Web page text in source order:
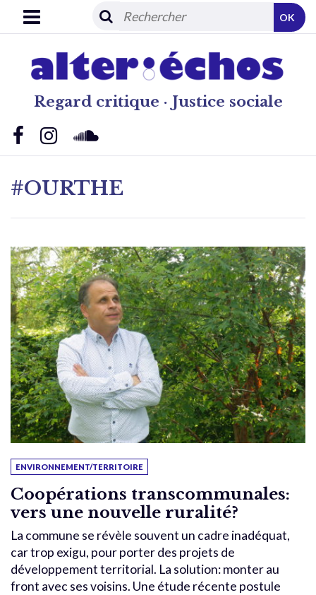
Regard critique · Justice sociale
OK
#OURTHE
ENVIRONNEMENT/TERRITOIRE
Coopérations transcommunales:
vers une nouvelle ruralité?
La commune se révèle souvent un cadre inadéquat,
car trop exigu, pour porter des projets de
développement territorial. La solution: monter au
front avec ses voisins. Une étude récente postule